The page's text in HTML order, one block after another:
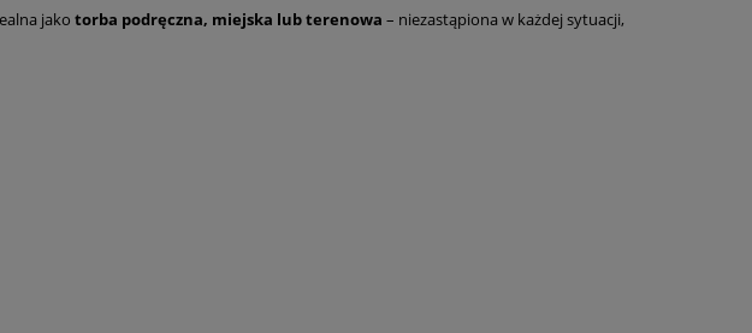
jako torba podręczna, miejska lub terenowa – niezastąpiona w każdej sytuacji,